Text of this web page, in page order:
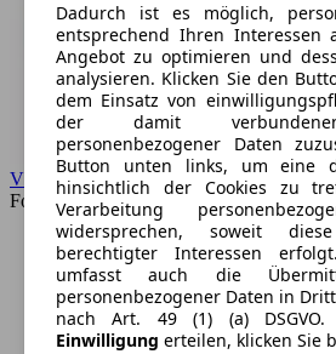
VW
Forum
Dadurch ist es möglich,
entsprechend Ihren Interessen
Angebot zu optimieren und
analysieren. Klicken Sie den
dem Einsatz von
der damit
personenbezogener Daten
Button unten links, um eine
hinsichtlich der Cookies zu
Verarbeitung
widersprechen, soweit
berechtigter Interessen
umfasst auch die
personenbezogener Daten in
nach Art. 49 (1) (a)
Einwilligung erteilen, klicken Sie